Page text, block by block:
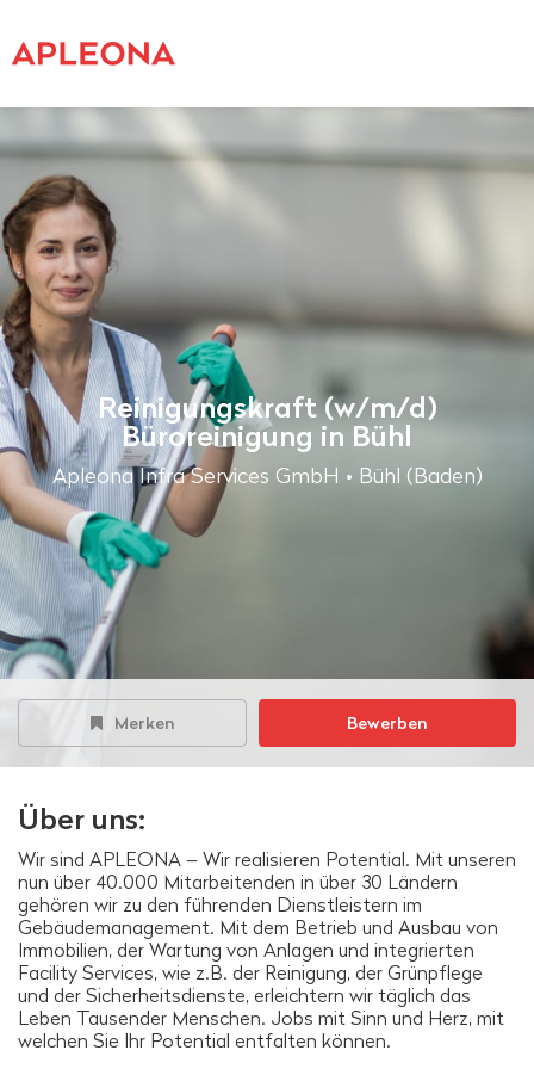
Reinigungskraft (w/m/d)
Büroreinigung in Bühl
Apleona Infra Services GmbH • Bühl (Baden)
Merken Bewerben
Über uns:
Wir sind APLEONA – Wir realisieren Potential. Mit unseren
nun über 40.000 Mitarbeitenden in über 30 Ländern
gehören wir zu den führenden Dienstleistern im
Gebäudemanagement. Mit dem Betrieb und Ausbau von
Immobilien, der Wartung von Anlagen und integrierten
Facility Services, wie z.B. der Reinigung, der Grünpflege
und der Sicherheitsdienste, erleichtern wir täglich das
Leben Tausender Menschen. Jobs mit Sinn und Herz, mit
welchen Sie Ihr Potential entfalten können.